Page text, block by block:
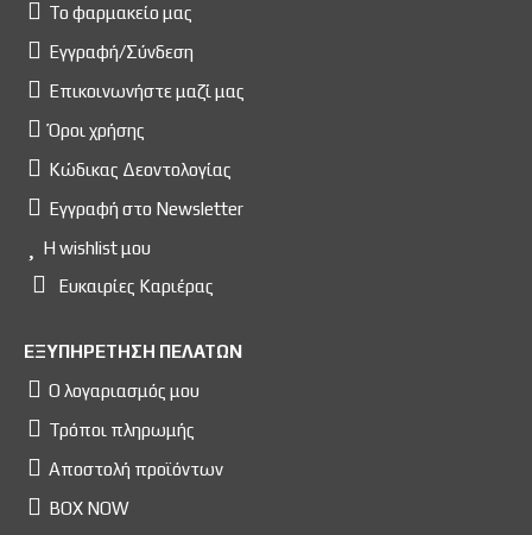
Το φαρμακείο μας
Εγγραφή/Σύνδεση
Επικοινωνήστε μαζί μας
Όροι χρήσης
Κώδικας Δεοντολογίας
Εγγραφή στο Newsletter
Η wishlist μου
Ευκαιρίες Kαριέρας
ΕΞΥΠΗΡΕΤΗΣΗ ΠΕΛΑΤΩΝ
Ο λογαριασμός μου
Τρόποι πληρωμής
Αποστολή προϊόντων
BOX NOW